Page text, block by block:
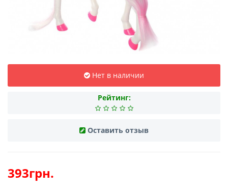
Нет в наличии
Рейтинг:
Оставить отзыв
393грн.